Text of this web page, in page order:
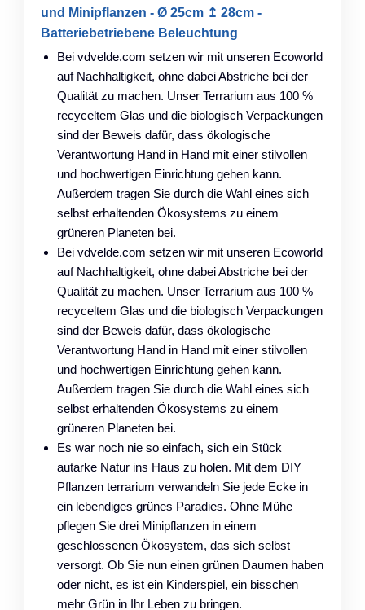
und Minipflanzen - Ø 25cm ↥ 28cm -
Batteriebetriebene Beleuchtung
Bei vdvelde.com setzen wir mit unseren Ecoworld
auf Nachhaltigkeit, ohne dabei Abstriche bei der
Qualität zu machen. Unser Terrarium aus 100 %
recyceltem Glas und die biologisch Verpackungen
sind der Beweis dafür, dass ökologische
Verantwortung Hand in Hand mit einer stilvollen
und hochwertigen Einrichtung gehen kann.
Außerdem tragen Sie durch die Wahl eines sich
selbst erhaltenden Ökosystems zu einem
grüneren Planeten bei.
Bei vdvelde.com setzen wir mit unseren Ecoworld
auf Nachhaltigkeit, ohne dabei Abstriche bei der
Qualität zu machen. Unser Terrarium aus 100 %
recyceltem Glas und die biologisch Verpackungen
sind der Beweis dafür, dass ökologische
Verantwortung Hand in Hand mit einer stilvollen
und hochwertigen Einrichtung gehen kann.
Außerdem tragen Sie durch die Wahl eines sich
selbst erhaltenden Ökosystems zu einem
grüneren Planeten bei.
Es war noch nie so einfach, sich ein Stück
autarke Natur ins Haus zu holen. Mit dem DIY
Pflanzen terrarium verwandeln Sie jede Ecke in
ein lebendiges grünes Paradies. Ohne Mühe
pflegen Sie drei Minipflanzen in einem
geschlossenen Ökosystem, das sich selbst
versorgt. Ob Sie nun einen grünen Daumen haben
oder nicht, es ist ein Kinderspiel, ein bisschen
mehr Grün in Ihr Leben zu bringen.